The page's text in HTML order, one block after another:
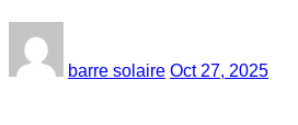
barre solaire Oct 27, 2025